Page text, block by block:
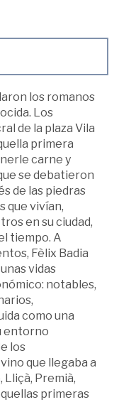
los romanos
Los
de la plaza Vila
primera
carne y
se debatieron
de las piedras
que vivían,
en su ciudad,
tiempo. A
Fèlix Badia
vidas
notables,
como una
entorno
los
que llegaba a
Premià,
primeras